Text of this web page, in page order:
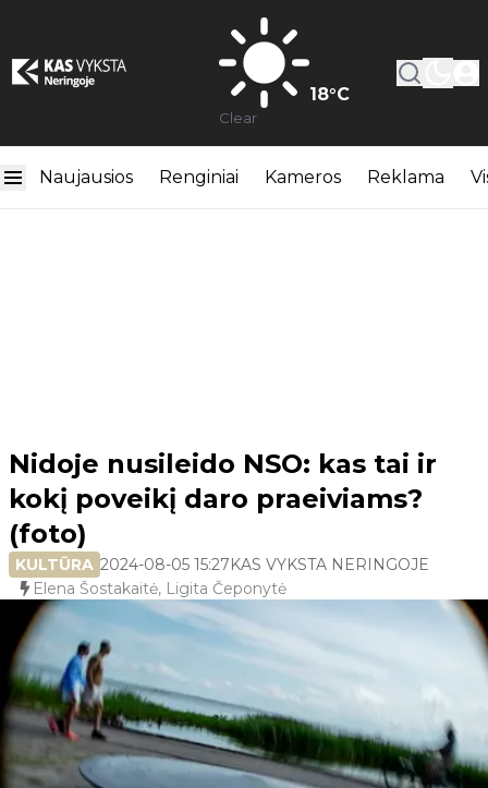
18°C
Clear
Naujausios Renginiai Kameros Reklama
Nidoje nusileido NSO: kas tai ir
kokį poveikį daro praeiviams?
(foto)
KULTŪRA 2024-08-05 15:27KAS VYKSTA NERINGOJE
Elena Šostakaitė, Ligita Čeponytė